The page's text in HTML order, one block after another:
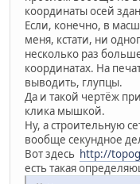
координаты осей
Если, конечно, в
меня, кстати, ни
несколько раз
координатах. На
выводить, глупцы.
Да и такой чертёж
клика мышкой.
Ну, а строительную
вообще секундное
Вот здесь http://
есть такая